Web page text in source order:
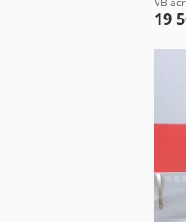
19